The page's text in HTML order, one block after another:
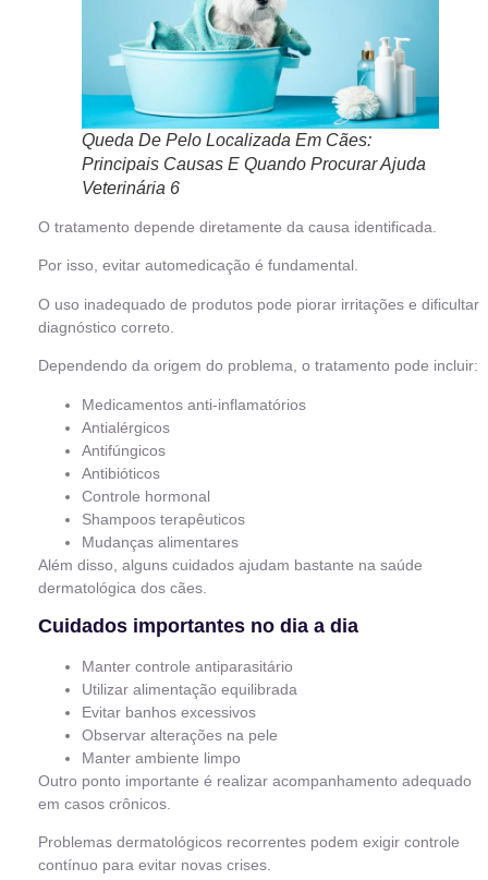
Queda De Pelo Localizada Em Cães:
Principais Causas E Quando Procurar Ajuda
Veterinária 6
O tratamento depende diretamente da causa identificada.
Por isso, evitar automedicação é fundamental.
O uso inadequado de produtos pode piorar irritações e dificultar
diagnóstico correto.
Dependendo da origem do problema, o tratamento pode incluir:
Medicamentos anti-inflamatórios
Antialérgicos
Antifúngicos
Antibióticos
Controle hormonal
Shampoos terapêuticos
Mudanças alimentares
Além disso, alguns cuidados ajudam bastante na saúde
dermatológica dos cães.
Cuidados importantes no dia a dia
Manter controle antiparasitário
Utilizar alimentação equilibrada
Evitar banhos excessivos
Observar alterações na pele
Manter ambiente limpo
Outro ponto importante é realizar acompanhamento adequado
em casos crônicos.
Problemas dermatológicos recorrentes podem exigir controle
contínuo para evitar novas crises.